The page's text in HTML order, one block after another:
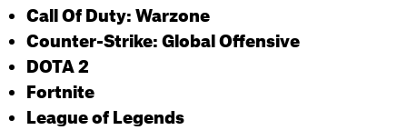
Call Of Duty: Warzone
Counter-Strike: Global Offensive
DOTA 2
Fortnite
League of Legends